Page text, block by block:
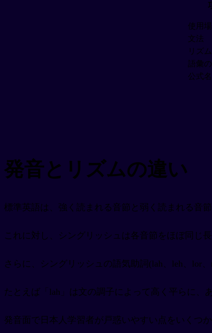
使用
文法
リズム
語彙
公式
発音とリズムの違い
標準英語は、強く読まれる音節と弱く読まれる音
これに対し、シングリッシュは各音節をほぼ同じ
さらに、シングリッシュの語気助詞(lah、leh、lor
たとえば「lah」は文の調子によって高く平らに、
発音面で日本人学習者が戸惑いやすい点をいくつか